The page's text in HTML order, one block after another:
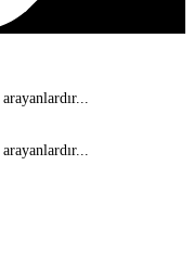
arayanlardır...
arayanlardır...